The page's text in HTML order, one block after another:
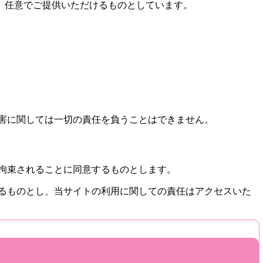
意でご提供いただけるものとしています。
関しては一切の責任を負うことはできません。
されることに同意するものとします。
のとし、当サイトの利用に関しての責任はアクセスいた